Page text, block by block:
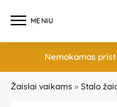
MENIU
Nemokamas
Žaislai vaikams » Stalo